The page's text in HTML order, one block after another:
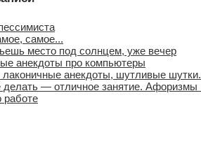
самое...
место под солнцем, уже вечер
анекдоты про компьютеры
лаконичные анекдоты, шутливые шутки.
делать — отличное занятие. Афоризмы
работе